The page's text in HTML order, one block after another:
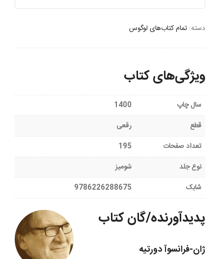
دسته: تمام کتاب‌های لوگوس
ویژگی‌های کتاب
سال چاپ
1400
قطع
رقعی
تعداد صفحات
195
نوع جلد
شومیز
شابک
9786226288675
پدیدآورنده/گان کتاب
ژان-فرانسوآ دورتیه